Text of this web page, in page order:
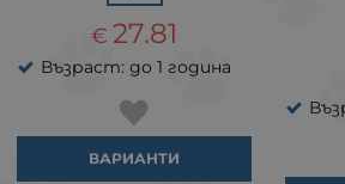
27.81
€
Възраст: до 1 година
ВАРИАНТИ